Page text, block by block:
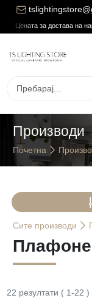
Цената за достава на
Производи
Почетна
Сите производи
22 резултати ( 1-22 )